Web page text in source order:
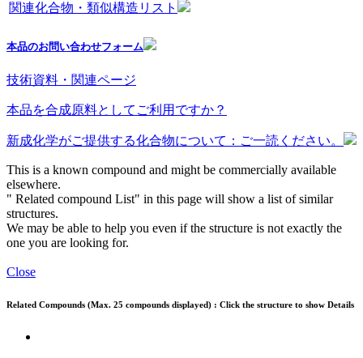
関連化合物・類似構造リスト
本品のお問い合わせフォーム
技術資料・関連ページ
本品を合成原料としてご利用ですか？
新成化学がご提供する化合物について：ご一読ください。
This is a known compound and might be commercially available
elsewhere.
" Related compound List" in this page will show a list of similar
structures.
We may be able to help you even if the structure is not exactly the
one you are looking for.
Close
Related Compounds (Max. 25 compounds displayed) : Click the structure to show Details